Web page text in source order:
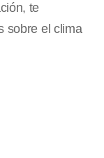
te
sobre el clima